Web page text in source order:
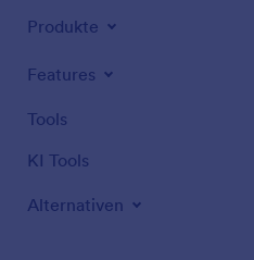
Produkte
Features
Tools
KI Tools
Alternativen